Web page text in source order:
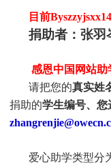
目前
捐助者： 张
感恩中国网站助
请把您的真实姓
捐助的学生编号、您
爱心助学类型分